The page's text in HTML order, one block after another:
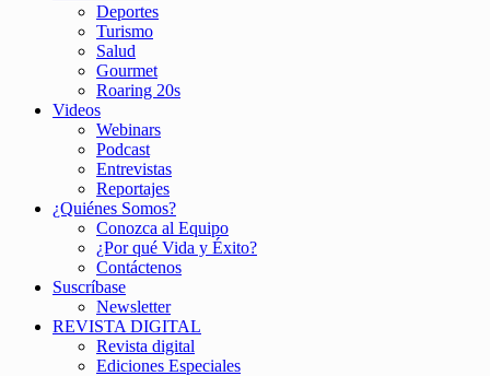
Deportes
Turismo
Salud
Gourmet
Roaring 20s
Videos
Webinars
Podcast
Entrevistas
Reportajes
¿Quiénes Somos?
Conozca al Equipo
¿Por qué Vida y Éxito?
Contáctenos
Suscríbase
Newsletter
REVISTA DIGITAL
Revista digital
Ediciones Especiales